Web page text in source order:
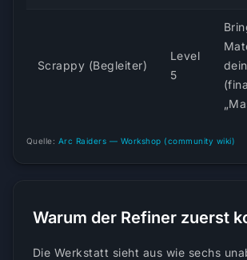
Scrappy (Begleiter)
Level
5
Quelle: Arc Raiders — Workshop (community wiki)
Warum der Refiner zuerst
Die Werkstatt sieht aus wie sechs